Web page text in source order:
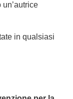
un’autrice
in qualsiasi